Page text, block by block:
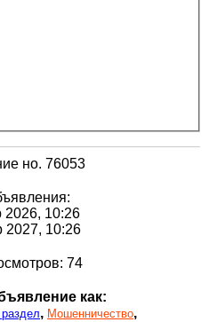
но. 76053
2026, 10:26
2027, 10:26
74
как:
, Мошенничество,